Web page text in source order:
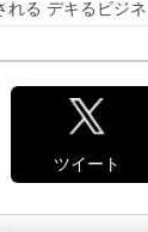
れる デキるビジ
ツイート